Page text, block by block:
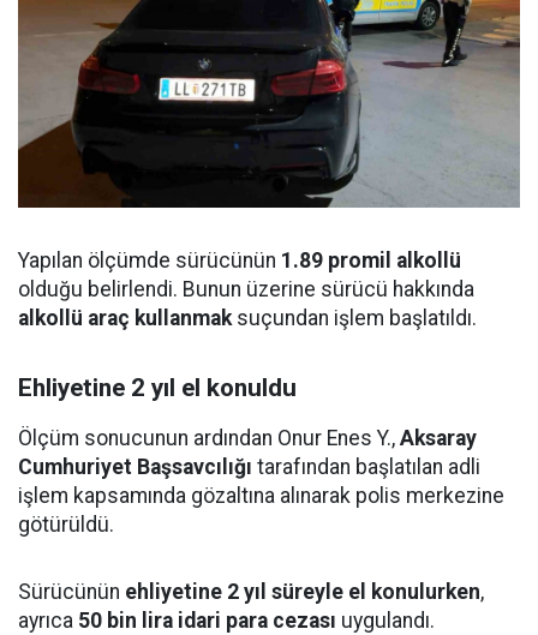
Yapılan ölçümde sürücünün 1.89 promil alkollü
olduğu belirlendi. Bunun üzerine sürücü hakkında
alkollü araç kullanmaksuçundan işlem başlatıldı.
Ehliyetine 2 yıl el konuldu
Ölçüm sonucunun ardından Onur Enes Y., Aksaray
Cumhuriyet Başsavcılığı tarafından başlatılan adli
işlem kapsamında gözaltına alınarak polis merkezine
götürüldü.
Sürücünün ehliyetine 2 yıl süreyle el konulurken,
ayrıca 50 bin lira idari para cezası uygulandı.